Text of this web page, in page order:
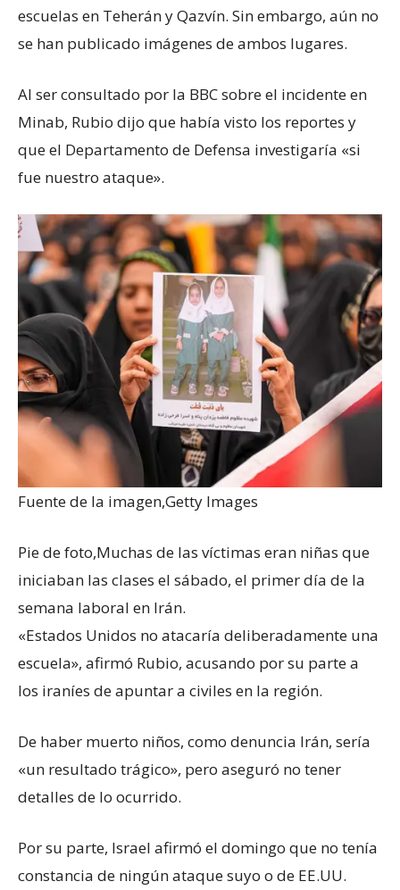
escuelas en Teherán y Qazvín. Sin embargo, aún no
se han publicado imágenes de ambos lugares.
Al ser consultado por la BBC sobre el incidente en
Minab, Rubio dijo que había visto los reportes y
que el Departamento de Defensa investigaría «si
fue nuestro ataque».
Fuente de la imagen,Getty Images
Pie de foto,Muchas de las víctimas eran niñas que
iniciaban las clases el sábado, el primer día de la
semana laboral en Irán.
«Estados Unidos no atacaría deliberadamente una
escuela», afirmó Rubio, acusando por su parte a
los iraníes de apuntar a civiles en la región.
De haber muerto niños, como denuncia Irán, sería
«un resultado trágico», pero aseguró no tener
detalles de lo ocurrido.
Por su parte, Israel afirmó el domingo que no tenía
constancia de ningún ataque suyo o de EE.UU.